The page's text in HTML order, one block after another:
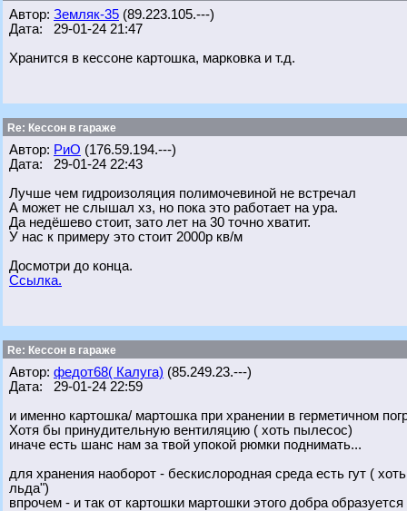
Автор: Земляк-35 (89.223.105.---)
Дата: 29-01-24 21:47
Хранится в кессоне картошка, марковка и т.д.
Re: Кессон в гараже
Автор: РиО (176.59.194.---)
Дата: 29-01-24 22:43
Лучше чем гидроизоляция полимочевиной не встречал
А может не слышал хз, но пока это работает на ура.
Да недёшево стоит, зато лет на 30 точно хватит.
У нас к примеру это стоит 2000р кв/м
Досмотри до конца.
Ссылка.
Re: Кессон в гараже
Автор: федот68( Калуга) (85.249.23.---)
Дата: 29-01-24 22:59
и именно картошка/ мартошка при хранении в герметичном
Хотя бы принудительную вентиляцию ( хоть пылесос)
иначе есть шанс нам за твой упокой рюмки поднимать...
для хранения наоборот - бескислородная среда есть гут (
льда")
впрочем - и так от картошки мартошки этого добра